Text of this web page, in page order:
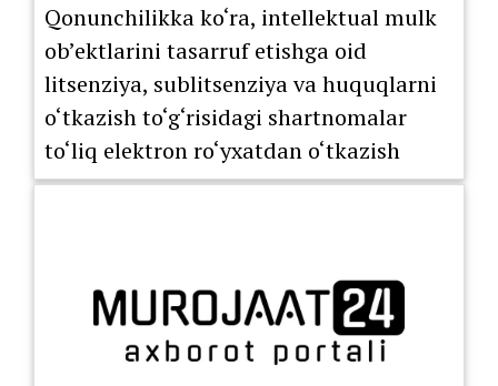
Qonunchilikka ko‘ra, intellektual mulk
ob’ektlarini tasarruf etishga oid
litsenziya, sublitsenziya va huquqlarni
o‘tkazish to‘g‘risidagi shartnomalar
to‘liq elektron ro‘yxatdan o‘tkazish
tartibiga o‘tkazildi.